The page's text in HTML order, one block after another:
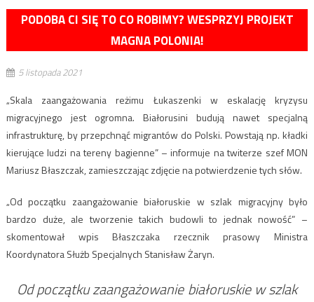
PODOBA CI SIĘ TO CO ROBIMY? WESPRZYJ PROJEKT
MAGNA POLONIA!
5 listopada 2021
„Skala zaangażowania reżimu Łukaszenki w eskalację kryzysu
migracyjnego jest ogromna. Białorusini budują nawet specjalną
infrastrukturę, by przepchnąć migrantów do Polski. Powstają np. kładki
kierujące ludzi na tereny bagienne” – informuje na twiterze szef MON
Mariusz Błaszczak, zamieszczając zdjęcie na potwierdzenie tych słów.
„Od początku zaangażowanie białoruskie w szlak migracyjny było
bardzo duże, ale tworzenie takich budowli to jednak nowość” –
skomentował wpis Błaszczaka rzecznik prasowy Ministra
Koordynatora Służb Specjalnych Stanisław Żaryn.
Od początku zaangażowanie białoruskie w szlak